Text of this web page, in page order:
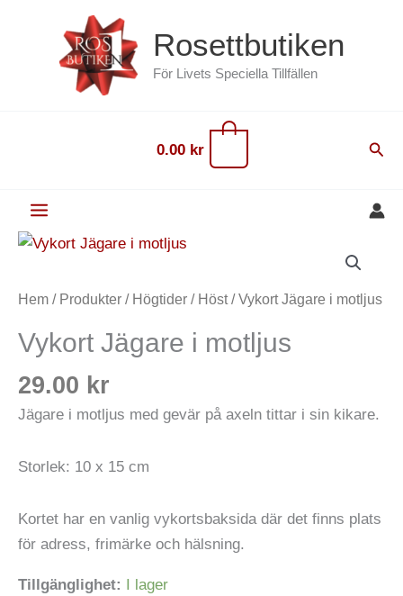
Rosettbutiken
För Livets Speciella Tillfällen
0.00 kr Sök
Hem / Produkter / Högtider / Höst/ Vykort Jägare i motljus
Vykort Jägare i motljus
29.00 kr
Jägare i motljus med gevär på axeln tittar i sin kikare.
Storlek: 10 x 15 cm
Kortet har en vanlig vykortsbaksida där det finns plats
för adress, frimärke och hälsning.
Tillgänglighet: I lager
Vykort
i
mängd
Den
produkten
flera
olika
kan
på
produktsidan